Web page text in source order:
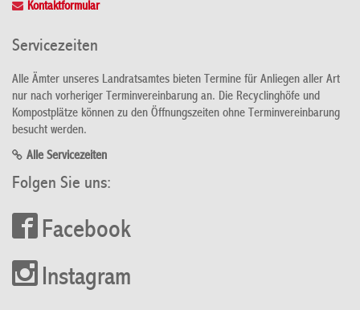
Kontaktformular
Servicezeiten
Alle Ämter unseres Landratsamtes bieten Termine für Anliegen aller Art
nur nach vorheriger Terminvereinbarung an. Die Recyclinghöfe und
Kompostplätze können zu den Öffnungszeiten ohne Terminvereinbarung
besucht werden.
Alle Servicezeiten
Folgen Sie uns:
Facebook
Instagram